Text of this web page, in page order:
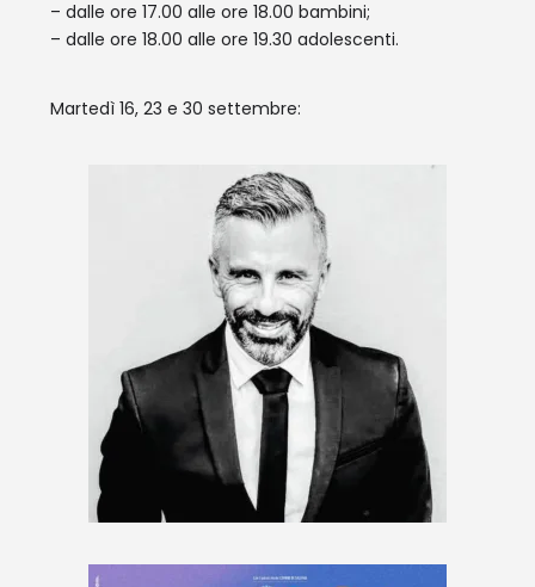
– dalle ore 17.00 alle ore 18.00 bambini;
– dalle ore 18.00 alle ore 19.30 adolescenti.
Martedì 16, 23 e 30 settembre: